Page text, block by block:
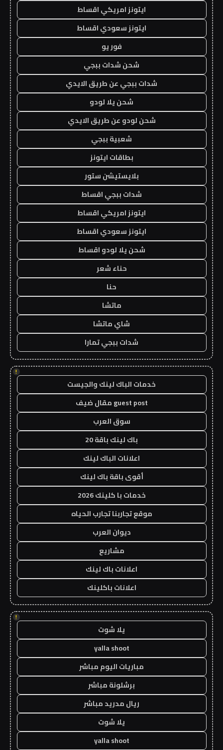
ايتونز امريكي اقساط
ايتونز سعودي اقساط
فور يو
شحن شدات ببجي
شدات ببجي عن طريق الايدي
شحن يلا لودو
شحن لودو عن طريق الايدي
شعبية ببجي
بطاقات ايتونز
بلايستيشن ستور
شدات ببجي اقساط
ايتونز امريكي اقساط
ايتونز سعودي اقساط
شحن يلا لودو اقساط
حناء شعر
حنا
ماتشا
شاي ماتشا
شدات ببجي تمارا
!
خدمات الباك لينك والجيست
guest post مقال ضيف
سوق العرب
باك لينك باقة 20
اعلانات الباك لينك
أقوى باقة باك لينك
خدمات با كلينك 2026
موقع تجاربنا تجارب الحياه
ديوان العرب
مشاريع
اعلانات باك لينك
اعلانات باكلينك
!
يلا شوت
yalla shoot
مباريات اليوم مباشر
برشلونة مباشر
ريال مدريد مباشر
يلا شوت
yalla shoot